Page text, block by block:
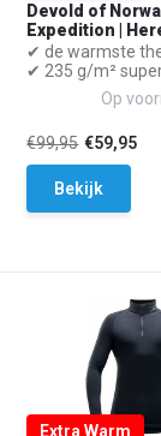
Devold of
Expedition |
✔ de warmste
✔ 235 g/m²
Op
€99,95 €59,95
Bekijk
Extra Warm